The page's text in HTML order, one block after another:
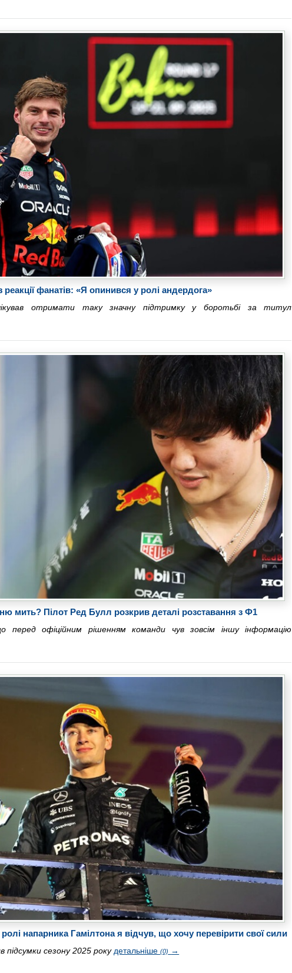
фанатів: «Я опинився у ролі андердога»
отримати таку значну підтримку у боротьбі за титул
мить? Пілот Ред Булл розкрив деталі розставання з Ф1
перед офіційним рішенням команди чув зовсім іншу інформацію
напарника Гамілтона я відчув, що хочу перевірити свої сили
підсумки сезону 2025 року детальніше(0) →